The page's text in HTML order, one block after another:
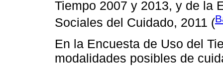
Tiempo 2007 y 2013, y de la
Sociales del Cuidado, 2011 (
En la Encuesta de Uso del
modalidades posibles de